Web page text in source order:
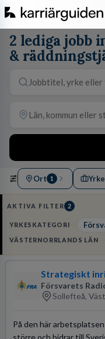
2 lediga jobb
&
Ort 1 Yrke
AKTIVA FILTER 2
YRKESKATEGORI
VÄSTERNORRLANDS LÄN
Strategiskt
Försvarets
Sollefteå,
På den här
större och bidrar till